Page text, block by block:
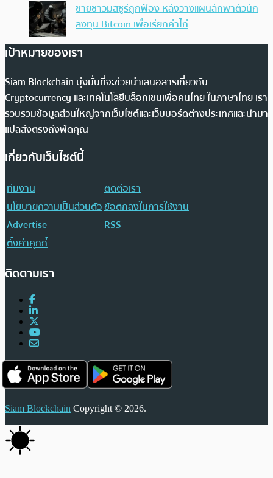
ชายชาวมิสซูรีถูกฟ้อง หลังวางแผนลักพาตัวนัก
ลงทุน Bitcoin เพื่อเรียกค่าไถ่
เป้าหมายของเรา
Siam Blockchain มุ่งมั่นที่จะช่วยนำเสนอสารเกี่ยวกับ
Cryptocurrency และเทคโนโลยีบล็อกเชนเพื่อคนไทย ในภาษาไทย เรา
รวบรวมข้อมูลส่วนใหญ่จากเว็บไซต์และเว็บบอร์ดต่างประเทศและนำมา
แปลส่งตรงถึงฟีดคุณ
เกี่ยวกับเว็บไซต์นี้
ทีมงาน
ติดต่อเรา
นโยบายความเป็นส่วนตัวข้อตกลงในการใช้งาน
Advertise
RSS
ตั้งค่าคุกกี้
ติดตามเรา
Siam Blockchain Copyright © 2026.